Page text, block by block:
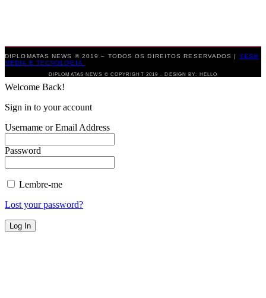
DIPLOMATAS NEWS © 2019 – TODOS OS DIREITOS RESERVADOS | YESH
MEDIA E TECNOLOGIA
DIPLOMATAS NEWS © COPYRIGHT 2019 – DESIGN BY: HELLO
Welcome Back!
Sign in to your account
Username or Email Address
Password
Lembre-me
Lost your password?